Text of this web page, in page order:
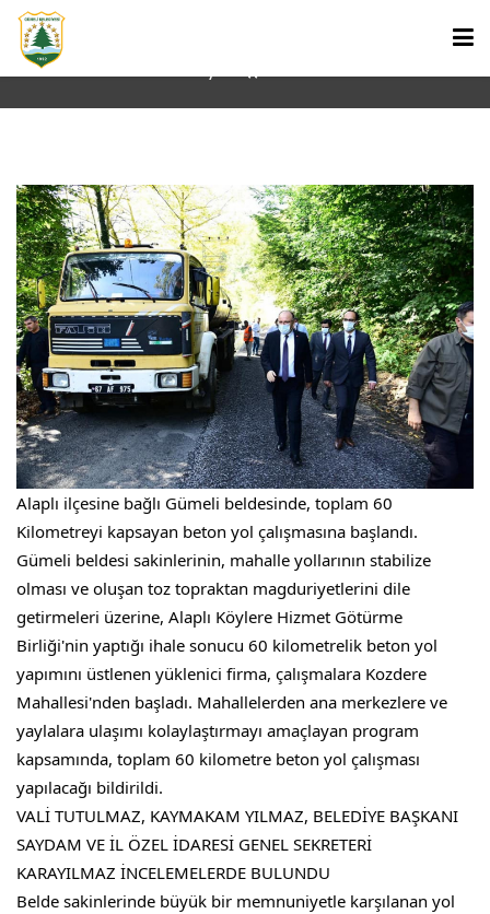
ANA SAYFA
BAŞKAN
KURUMSAL
HABERLER
GÜMELİ HAKKINDA
FAALIYET RAPORLARI
Alaplı ilçesine bağlı Gümeli beldesinde, toplam 60
Kilometreyi kapsayan beton yol çalışmasına başlandı.
Gümeli beldesi sakinlerinin, mahalle yollarının stabilize
olması ve oluşan toz topraktan magduriyetlerini dile
getirmeleri üzerine, Alaplı Köylere Hizmet Götürme
Birliği'nin yaptığı ihale sonucu 60 kilometrelik beton yol
yapımını üstlenen yüklenici firma, çalışmalara Kozdere
Mahallesi'nden başladı. Mahallelerden ana merkezlere ve
yaylalara ulaşımı kolaylaştırmayı amaçlayan program
kapsamında, toplam 60 kilometre beton yol çalışması
yapılacağı bildirildi.
VALİ TUTULMAZ, KAYMAKAM YILMAZ, BELEDİYE BAŞKANI
SAYDAM VE İL ÖZEL İDARESİ GENEL SEKRETERİ
KARAYILMAZ İNCELEMELERDE BULUNDU
Belde sakinlerinde büyük bir memnuniyetle karşılanan yol